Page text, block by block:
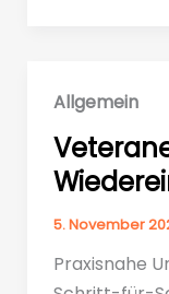
Allgemein
5. November
Praxisnahe